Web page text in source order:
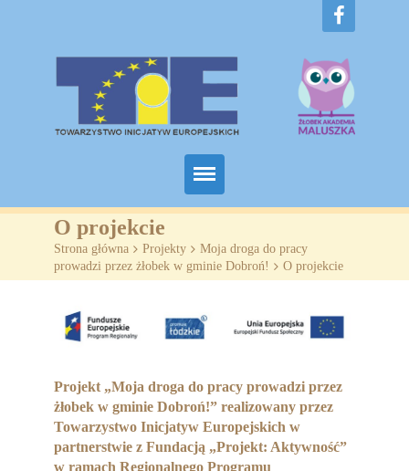
Home
O nas
Żłobki
SZKOLENIA
Partnerzy
Współpraca
O projekcie
Strona główna > Projekty > Moja droga do pracy
prowadzi przez żłobek w gminie Dobroń! > O projekcie
Projekt „Moja droga do pracy prowadzi przez
żłobek w gminie Dobroń!” realizowany przez
Towarzystwo Inicjatyw Europejskich w
partnerstwie z Fundacją „Projekt: Aktywność”
w ramach Regionalnego Programu